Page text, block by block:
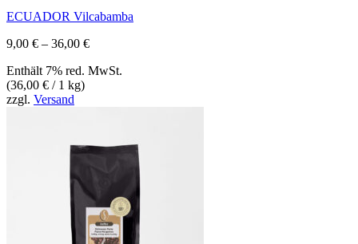
ECUADOR Vilcabamba
9,00 € – 36,00 €Preisspanne:
bis
Enthält 7% red. MwSt.
(36,00 € / 1 kg)
zzgl. Versand